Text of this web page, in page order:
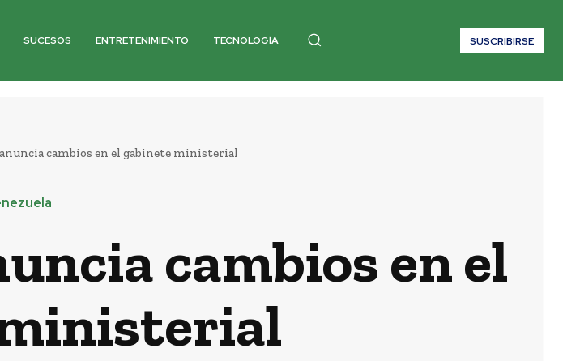
SUCESOS ENTRETENIMIENTO TECNOLOGÍA SUSCRIBIRSE
cambios en el gabinete ministerial
cambios en el